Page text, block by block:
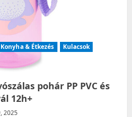
Konyha & Étkezés
Kulacsok
pohár PP PVC és
12h+
2025